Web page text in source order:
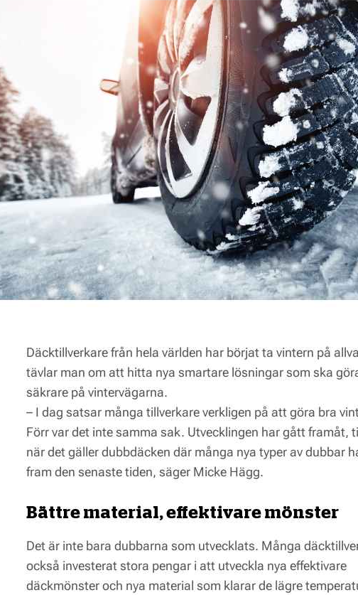
Däcktillverkare från hela världen har börjat ta vintern på
tävlar man om att hitta nya smartare lösningar som ska
säkrare på vintervägarna.
– I dag satsar många tillverkare verkligen på att göra bra
Förr var det inte samma sak. Utvecklingen har gått framåt,
när det gäller dubbdäcken där många nya typer av dubbar
fram den senaste tiden, säger Micke Hägg.
Bättre material, effektivare mönster
Det är inte bara dubbarna som utvecklats. Många
också investerat stora pengar i att utveckla nya effektivare
däckmönster och nya material som klarar de lägre